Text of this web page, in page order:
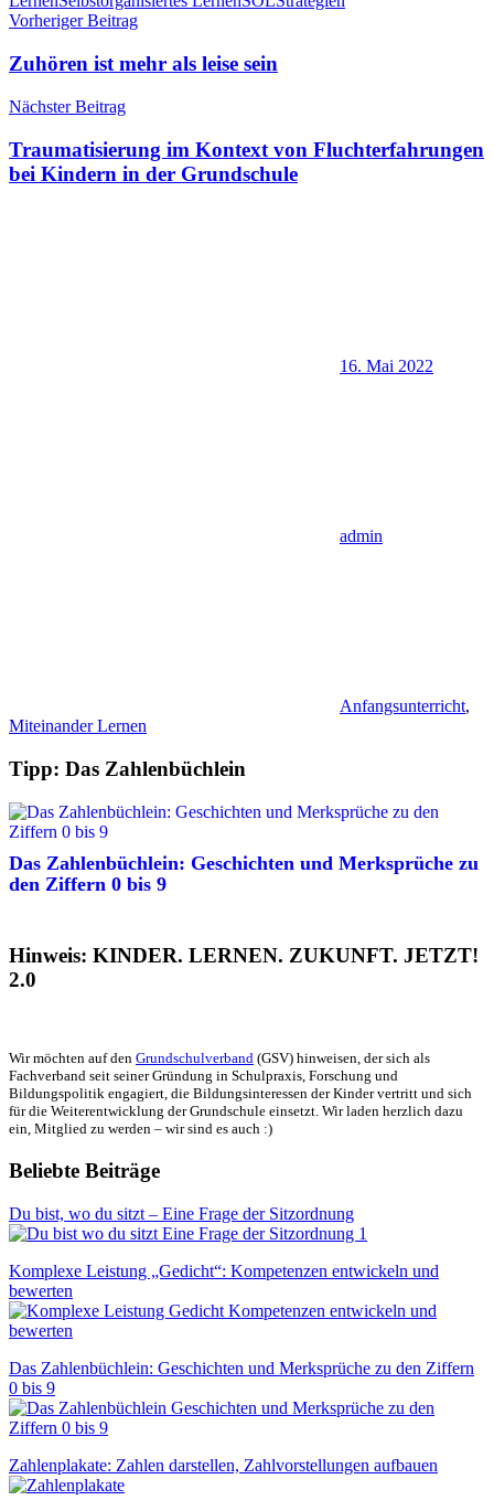
Beitragsnavigation
Vorheriger Beitrag
Zuhören ist mehr als leise sein
Nächster Beitrag
Traumatisierung im Kontext von Fluchterfahrungen
bei Kindern in der Grundschule
16. Mai 2022
admin
Anfangsunterricht,
Miteinander Lernen
Tipp: Das Zahlenbüchlein
Das Zahlenbüchlein: Geschichten und Merksprüche zu
den Ziffern 0 bis 9
Hinweis: KINDER. LERNEN. ZUKUNFT. JETZT!
2.0
Wir möchten auf den Grundschulverband (GSV) hinweisen, der sich als
Fachverband seit seiner Gründung in Schulpraxis, Forschung und
Bildungspolitik engagiert, die Bildungsinteressen der Kinder vertritt und sich
für die Weiterentwicklung der Grundschule einsetzt. Wir laden herzlich dazu
ein, Mitglied zu werden – wir sind es auch :)
Beliebte Beiträge
Du bist, wo du sitzt – Eine Frage der Sitzordnung
Komplexe Leistung „Gedicht“: Kompetenzen entwickeln und
bewerten
Das Zahlenbüchlein: Geschichten und Merksprüche zu den Ziffern
0 bis 9
Zahlenplakate: Zahlen darstellen, Zahlvorstellungen aufbauen